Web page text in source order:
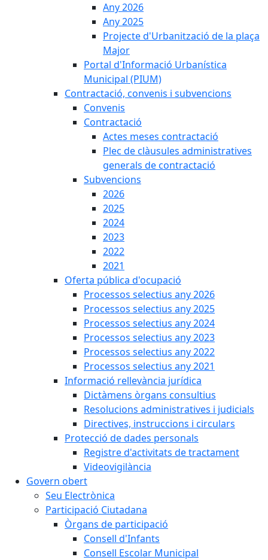
Any 2026
Any 2025
Projecte d'Urbanització de la plaça
Major
Portal d'Informació Urbanística
Municipal (PIUM)
Contractació, convenis i subvencions
Convenis
Contractació
Actes meses contractació
Plec de clàusules administratives
generals de contractació
Subvencions
2026
2025
2024
2023
2022
2021
Oferta pública d'ocupació
Processos selectius any 2026
Processos selectius any 2025
Processos selectius any 2024
Processos selectius any 2023
Processos selectius any 2022
Processos selectius any 2021
Informació rellevància jurídica
Dictàmens òrgans consultius
Resolucions administratives i judicials
Directives, instruccions i circulars
Protecció de dades personals
Registre d'activitats de tractament
Videovigilància
Govern obert
Seu Electrònica
Participació Ciutadana
Òrgans de participació
Consell d'Infants
Consell Escolar Municipal